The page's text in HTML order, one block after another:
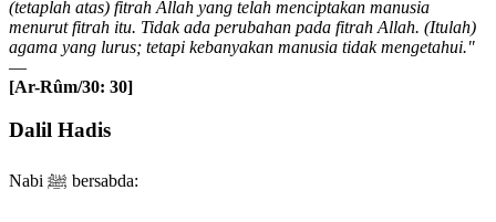
(tetaplah atas) fitrah Allah yang telah menciptakan manusia
menurut fitrah itu. Tidak ada perubahan pada fitrah Allah. (Itulah)
agama yang lurus; tetapi kebanyakan manusia tidak mengetahui."
—
[Ar-Rûm/30: 30]
Dalil Hadis
Nabi ﷺ bersabda: